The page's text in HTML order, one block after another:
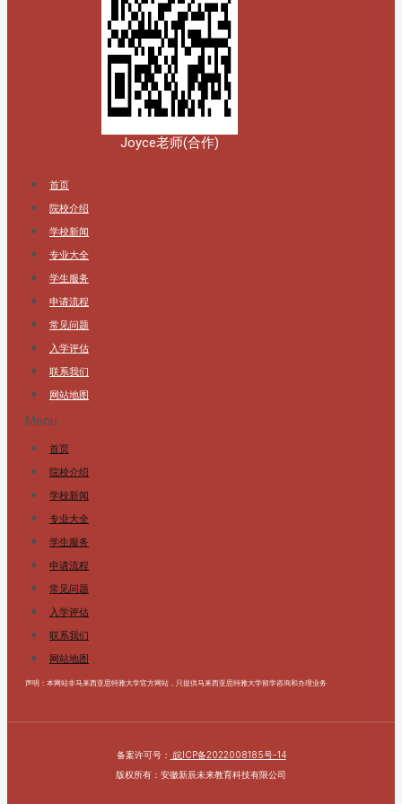
Joyce老师(合作)
首页
院校介绍
学校新闻
专业大全
学生服务
申请流程
常见问题
入学评估
联系我们
网站地图
Menu
首页
院校介绍
学校新闻
专业大全
学生服务
申请流程
常见问题
入学评估
联系我们
网站地图
声明：本网站非马来西亚思特雅大学官方网站，只提供马来西亚思特雅大学留学咨询和办理业务.
备案许可号： 皖ICP备2022008185号-14
版权所有：安徽新辰未来教育科技有限公司